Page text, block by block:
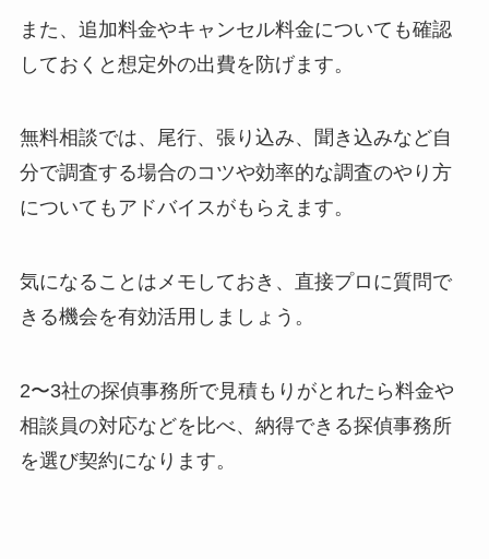
また、追加料金やキャンセル料金についても確認
しておくと想定外の出費を防げます。
無料相談では、尾行、張り込み、聞き込みなど自
分で調査する場合のコツや効率的な調査のやり方
についてもアドバイスがもらえます。
気になることはメモしておき、直接プロに質問で
きる機会を有効活用しましょう。
2〜3社の探偵事務所で見積もりがとれたら料金や
相談員の対応などを比べ、納得できる探偵事務所
を選び契約になります。